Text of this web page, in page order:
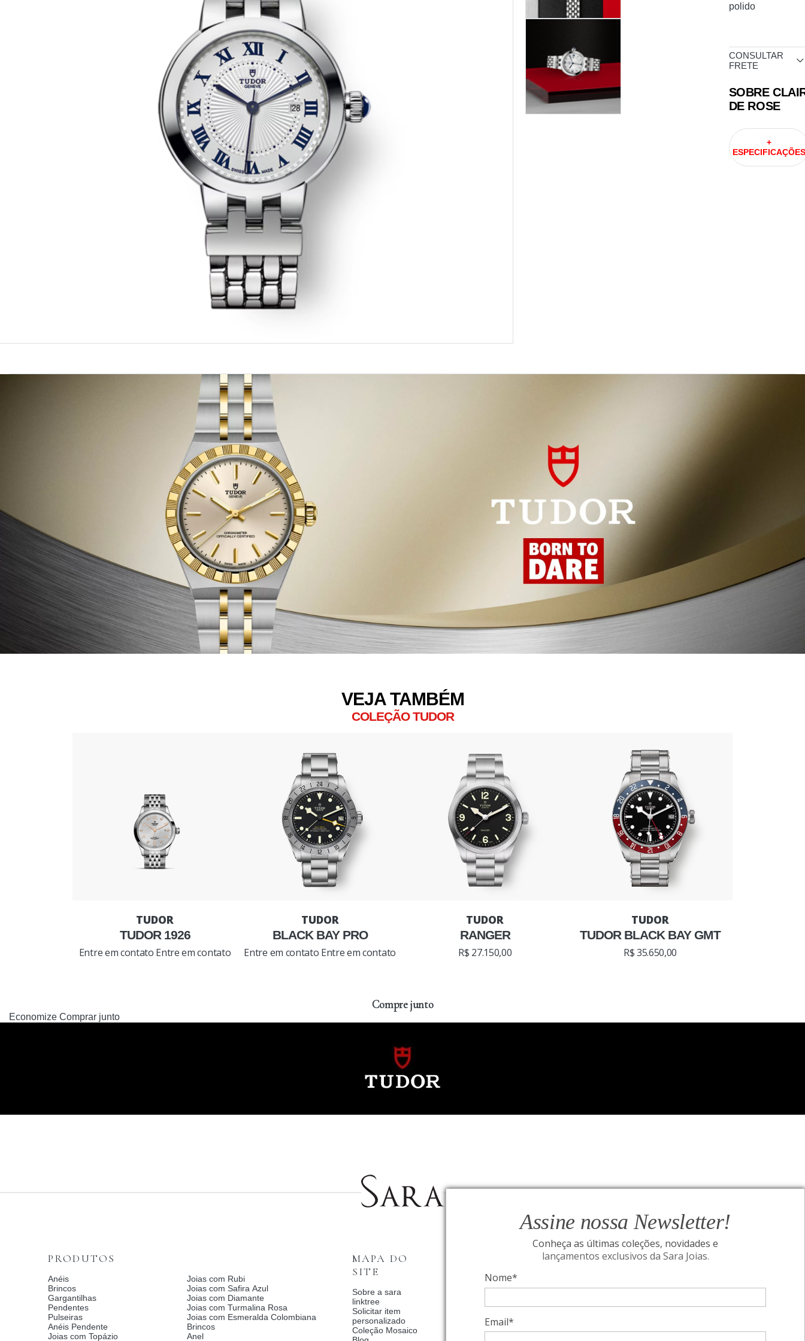
Assine nossa Newsletter!
Conheça as últimas coleções, novidades e
lançamentos exclusivos da Sara Joias.
Nome*
Email*
polido
CONSULTAR
FRETE
SOBRE
DE ROSE
+
ESPECIFICAÇÕES
VEJA TAMBÉM
COLEÇÃO TUDOR
TUDOR 1926
Entre em contato Entre em contato
BLACK BAY PRO
Entre em contato Entre em contato
RANGER
R$ 27.150,00
TUDOR BLACK BAY GMT
R$ 35.650,00
Compre junto
Economize Comprar junto
Assine nossa Newsletter!
Conheça as últimas coleções, novidades e
INSTITUCIONAL
Fale Conosco
Relógios BVLGARI
Condições de privacidade
Catalogo Dia Dos Pais
MAPA DO
SITE
Sobre a sara
linktree
Solicitar item
personalizado
Coleção Mosaico
PRODUTOS
Anéis
Brincos
Gargantilhas
Pendentes
Pulseiras
Anéis Pendente
Joias com Topázio
Joias com Rubi
Joias com Safira Azul
Joias com Diamante
Joias com Turmalina Rosa
Joias com Esmeralda Colombiana
Brincos
Anel
SIGA-NOS